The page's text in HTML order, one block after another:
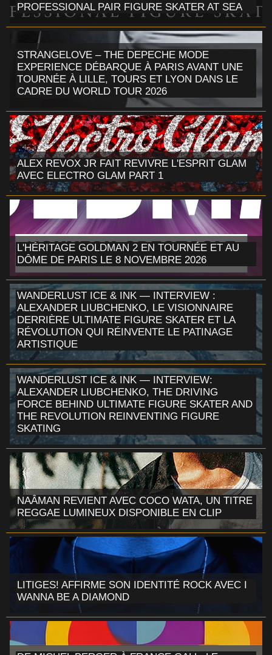
PROFESSIONAL PAIR FIGURE SKATER AT SEA
STRANGELOVE – THE DEPECHE MODE
EXPERIENCE DÉBARQUE À PARIS AVANT UNE
TOURNÉE À LILLE, TOURS ET LYON DANS LE
CADRE DU WORLD TOUR 2026
ALEX REVOX JR FAIT REVIVRE L'ESPRIT GLAM
AVEC ELECTRO GLAM PART 1
L'HÉRITAGE GOLDMAN 2 EN TOURNÉE ET AU
DÔME DE PARIS LE 8 NOVEMBRE 2026
WANDERLUST ICE & INK — INTERVIEW :
ALEXANDER LIUBCHENKO, LE VISIONNAIRE
DERRIÈRE ULTIMATE FIGURE SKATER ET LA
RÉVOLUTION QUI RÉINVENTE LE PATINAGE
ARTISTIQUE
WANDERLUST ICE & INK — INTERVIEW:
ALEXANDER LIUBCHENKO, THE DRIVING
FORCE BEHIND ULTIMATE FIGURE SKATER AND
THE REVOLUTION REINVENTING FIGURE
SKATING
NAÂMAN REVIENT AVEC COCO WATA, UN TITRE
REGGAE LUMINEUX DISPONIBLE EN CLIP
LITIGES! AFFIRME SON IDENTITÉ ROCK AVEC I
WANNA BE A DIAMOND